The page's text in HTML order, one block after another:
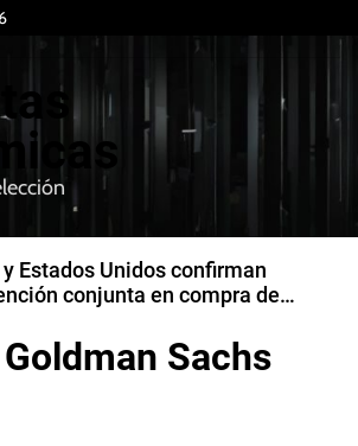
Estados Unidos confirman
conjunta en compra de
Goldman Sachs